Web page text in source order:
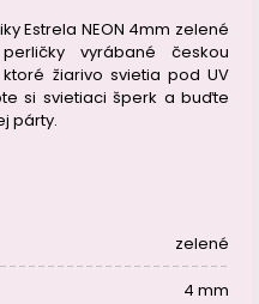
Estrela NEON 4mm zelené
vyrábané českou
žiarivo svietia pod UV
si svietiaci šperk a buďte
párty.
zelené
4 mm